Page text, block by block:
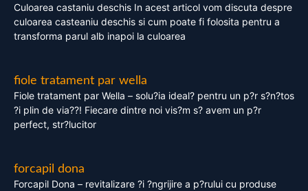
Culoarea castaniu deschis In acest articol vom discuta despre
culoarea casteaniu deschis si cum poate fi folosita pentru a
transforma parul alb inapoi la culoarea
fiole tratament par wella
Fiole tratament par Wella – solu?ia ideal? pentru un p?r s?n?tos
?i plin de via??! Fiecare dintre noi vis?m s? avem un p?r
perfect, str?lucitor
forcapil dona
Forcapil Dona – revitalizare ?i ?ngrijire a p?rului cu produse